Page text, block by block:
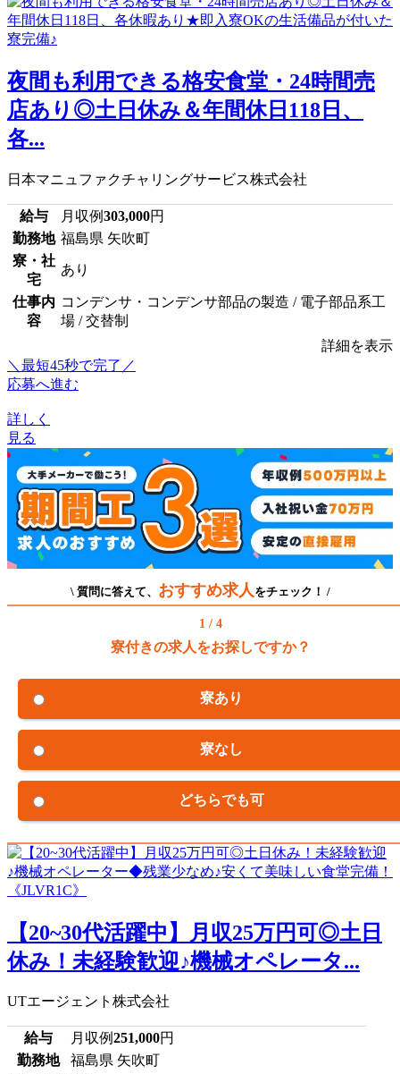
夜間も利用できる格安食堂・24時間売
店あり◎土日休み＆年間休日118日、
各...
日本マニュファクチャリングサービス株式会社
給与 月収例303,000円
勤務地 福島県 矢吹町
寮・社
宅
あり
仕事内
容
コンデンサ・コンデンサ部品の製造 / 電子部品系工
場 / 交替制
詳細を表示
＼最短45秒で完了／
応募へ進む
詳しく
見る
\ 質問に答えて、 おすすめ求人 をチェック！ /
1 / 4
寮付きの求人をお探しですか？
寮あり
寮なし
どちらでも可
【20~30代活躍中】月収25万円可◎土日
休み！未経験歓迎♪機械オペレータ...
UTエージェント株式会社
給与 月収例251,000円
勤務地
福島県 矢吹町